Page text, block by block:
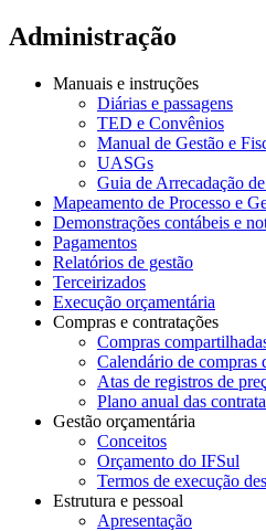
Administração
Manuais e instruções
Diárias e passagens
TED e Convênios
Manual de Gestão e
UASGs
Guia de Arrecadação
Mapeamento de Processo e
Demonstrações contábeis e
Pagamentos
Relatórios de gestão
Terceirizados
Execução orçamentária
Compras e contratações
Compras
Calendário de compras
Atas de registros de
Plano anual das
Gestão orçamentária
Conceitos
Orçamento do IFSul
Termos de execução
Estrutura e pessoal
Apresentação